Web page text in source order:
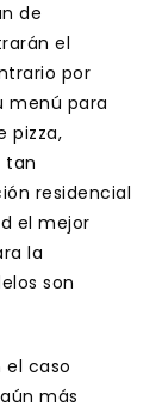
de
el
por
menú para
pizza,
tan
residencial
el mejor
la
son
caso
más